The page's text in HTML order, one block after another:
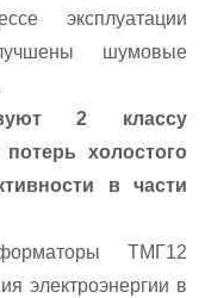
эксплуатации
шумовые
2 классу
холостого
в части
ТМГ12
электроэнергии в